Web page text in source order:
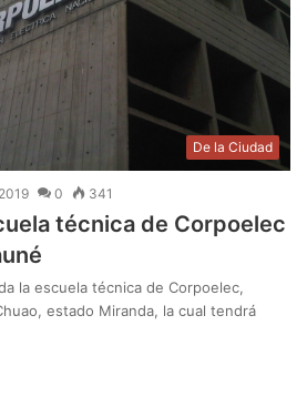
De la Ciudad
0 341
técnica de Corpoelec
la escuela técnica de Corpoelec,
estado Miranda, la cual tendrá